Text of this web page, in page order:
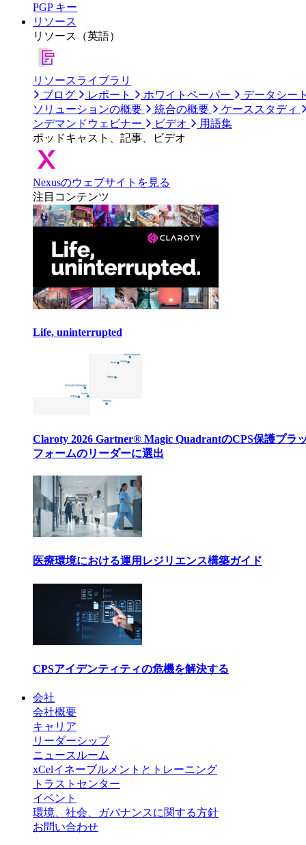
PGP キー
リソース
リソース（英語）
リソースライブラリ
ブログ
レポート ホワイトペーパー
データシー
ソリューションの概要
統合の概要
ケーススタディ
ンデマンドウェビナー
ビデオ
用語集
ポッドキャスト、記事、ビデオ
Nexusのウェブサイトを見る
注目コンテンツ
Life, uninterrupted
Claroty 2026 Gartner® Magic QuadrantのCPS保護プラ
フォームのリーダーに選出
医療環境における運用レジリエンス構築ガイド
CPSアイデンティティの危機を解決する
会社
会社概要
キャリア
リーダーシップ
ニュースルーム
xCelイネーブルメントとトレーニング
トラストセンター
イベント
環境、社会、ガバナンスに関する方針
お問い合わせ